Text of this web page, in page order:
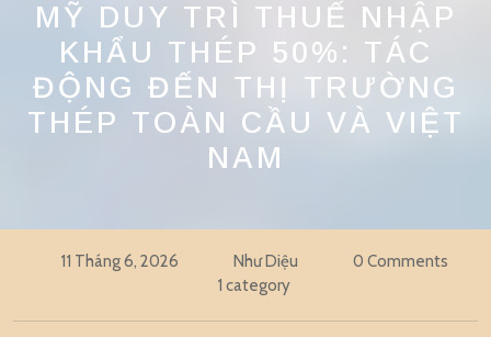
MỸ DUY TRÌ THUẾ NHẬP
KHẨU THÉP 50%: TÁC
ĐỘNG ĐẾN THỊ TRƯỜNG
THÉP TOÀN CẦU VÀ VIỆT
NAM
11 Tháng 6, 2026 Như Diệu
0 Comments
1 category